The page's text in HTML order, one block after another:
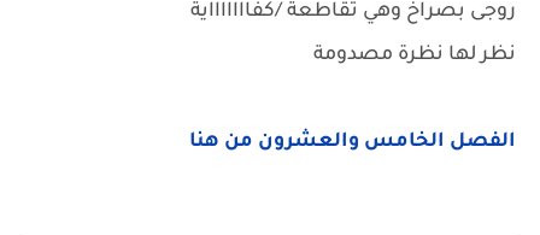
روجى بصراخ وهي تقاطعة /كفاااااااية
نظر لها نظرة مصدومة
الفصل الخامس والعشرون من هنا